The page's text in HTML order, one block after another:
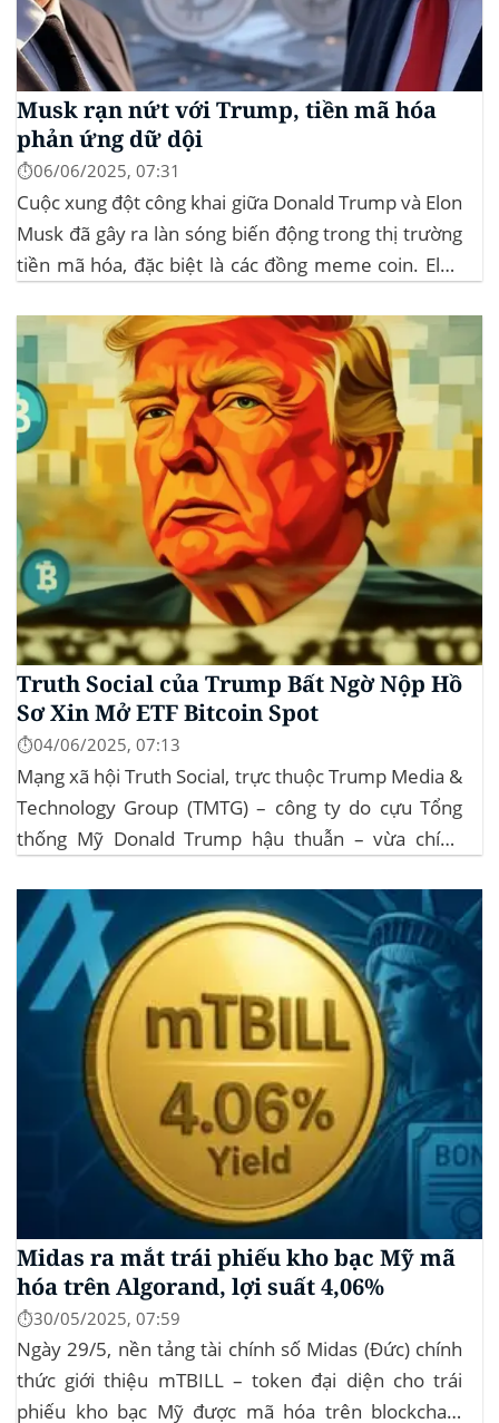
Musk rạn nứt với Trump, tiền mã hóa
phản ứng dữ dội
⏱️06/06/2025, 07:31
Cuộc xung đột công khai giữa Donald Trump và Elon
Musk đã gây ra làn sóng biến động trong thị trường
tiền mã hóa, đặc biệt là các đồng meme coin. Elon
Government Efficiency) và chỉ trích dự luật “Big
Beautiful Bill” của Trump,...
Truth Social của Trump Bất Ngờ Nộp Hồ
Sơ Xin Mở ETF Bitcoin Spot
⏱️04/06/2025, 07:13
Mạng xã hội Truth Social, trực thuộc Trump Media &
Technology Group (TMTG) – công ty do cựu Tổng
thống Mỹ Donald Trump hậu thuẫn – vừa chính
dịch Mỹ (SEC) để xin phê duyệt quỹ ETF Bitcoin...
Midas ra mắt trái phiếu kho bạc Mỹ mã
hóa trên Algorand, lợi suất 4,06%
⏱️30/05/2025, 07:59
Ngày 29/5, nền tảng tài chính số Midas (Đức) chính
thức giới thiệu mTBILL – token đại diện cho trái
phiếu kho bạc Mỹ được mã hóa trên blockchain